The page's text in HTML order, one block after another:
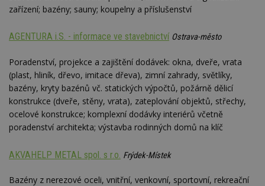
zařízení; bazény; sauny; koupelny a příslušenství
AGENTURA i.S. - informace ve stavebnictví Ostrava-město
Poradenství, projekce a zajištění dodávek: okna, dveře, vrata
(plast, hliník, dřevo, imitace dřeva), zimní zahrady, světlíky,
bazény, kryty bazénů vč. statických výpočtů, požárně dělicí
konstrukce (dveře, stěny, vrata), zateplování objektů, střechy,
ocelové konstrukce; komplexní dodávky interiérů včetně
poradenství architekta; výstavba rodinných domů na klíč
AKVAHELP METAL spol. s r.o. Frýdek-Místek
Bazény z nerezové oceli, vnitřní, venkovní, sportovní, rekreační